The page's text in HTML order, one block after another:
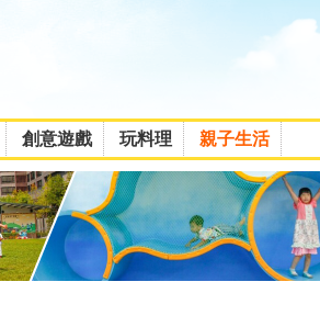
創意遊戲 玩料理 親子生活